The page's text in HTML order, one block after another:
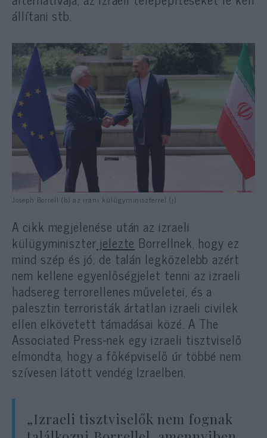
állítani stb.
Joseph Borrell (b) az iráni külügyminiszterrel (j).
A cikk megjelenése után az izraeli
külügyminiszter jelezte Borrellnek, hogy ez
mind szép és jó, de talán legközelebb azért
nem kellene egyenlőségjelet tenni az izraeli
hadsereg terrorellenes műveletei, és a
palesztin terroristák ártatlan izraeli civilek
ellen elkövetett támadásai közé. A The
Associated Press-nek egy izraeli tisztviselő
elmondta, hogy a főképviselő úr többé nem
szívesen látott vendég Izraelben.
„Izraeli tisztviselők nem fognak